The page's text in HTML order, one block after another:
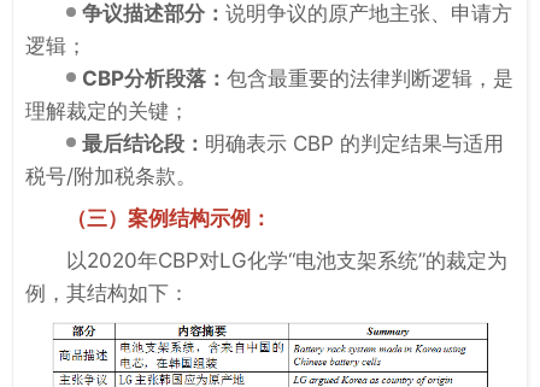
争议描述部分： 说明争议的原产地主张、申请方
逻辑；
CBP分析段落： 包含最重要的法律判断逻辑，是
理解裁定的关键；
最后结论段： 明确表示 CBP 的判定结果与适用
税号/附加税条款。
（三）案例结构示例：
以2020年CBP对LG化学“电池支架系统”的裁定为
例，其结构如下：